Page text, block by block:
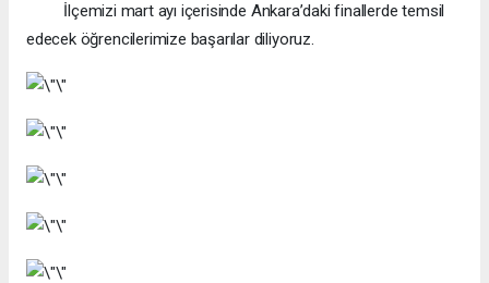
İlçemizi mart ayı içerisinde Ankara’daki finallerde temsil
edecek öğrencilerimize başarılar diliyoruz.